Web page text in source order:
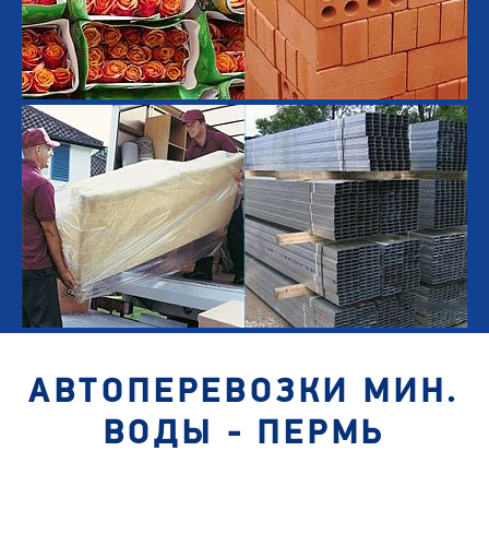
АВТОПЕРЕВОЗКИ МИН.
ВОДЫ - ПЕРМЬ